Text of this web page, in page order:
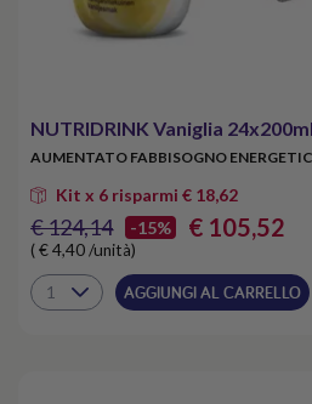
NUTRIDRINK Vaniglia 24x200ml
AUMENTATO FABBISOGNO
Kit x 6 risparmi € 18,62
€ 124,14 -15% € 105,52
( € 4,40 /unità)
AGGIUNGI AL CARRELLO